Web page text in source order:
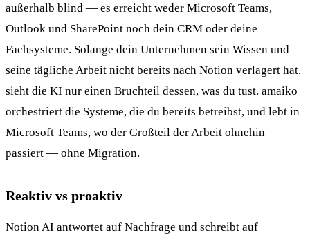
außerhalb blind — es erreicht weder Microsoft Teams,
Outlook und SharePoint noch dein CRM oder deine
Fachsysteme. Solange dein Unternehmen sein Wissen und
seine tägliche Arbeit nicht bereits nach Notion verlagert hat,
sieht die KI nur einen Bruchteil dessen, was du tust. amaiko
orchestriert die Systeme, die du bereits betreibst, und lebt in
Microsoft Teams, wo der Großteil der Arbeit ohnehin
passiert — ohne Migration.
Reaktiv vs proaktiv
Notion AI antwortet auf Nachfrage und schreibt auf